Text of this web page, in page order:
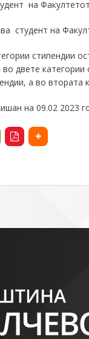
на Ф
студент на Ф
стипендии
двете
, а во втората
на 09.02 2023